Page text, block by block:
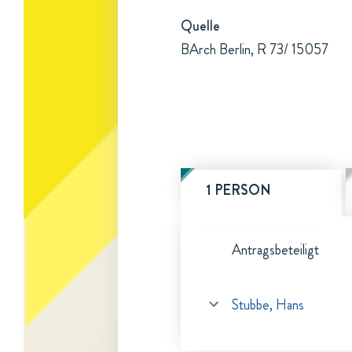
Quelle
BArch Berlin, R 73/ 15057
1 PERSON
Antragsbeteiligt
Stubbe, Hans